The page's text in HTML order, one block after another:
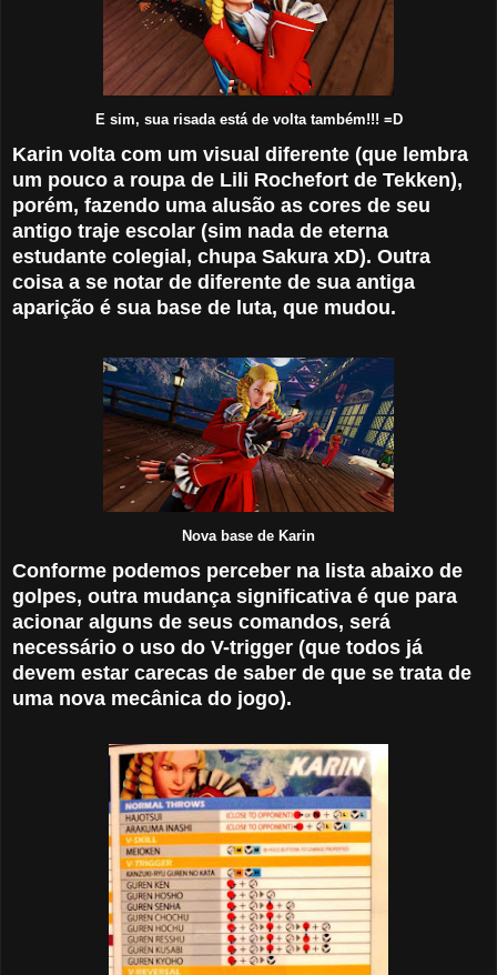
E sim, sua risada está de volta também!!! =D
Karin volta com um visual diferente (que lembra
um pouco a roupa de Lili Rochefort de Tekken),
porém, fazendo uma alusão as cores de seu
antigo traje escolar (sim nada de eterna
estudante colegial, chupa Sakura xD). Outra
coisa a se notar de diferente de sua antiga
aparição é sua base de luta, que mudou.
Nova base de Karin
Conforme podemos perceber na lista abaixo de
golpes, outra mudança significativa é que para
acionar alguns de seus comandos, será
necessário o uso do V-trigger (que todos já
devem estar carecas de saber de que se trata de
uma nova mecânica do jogo).